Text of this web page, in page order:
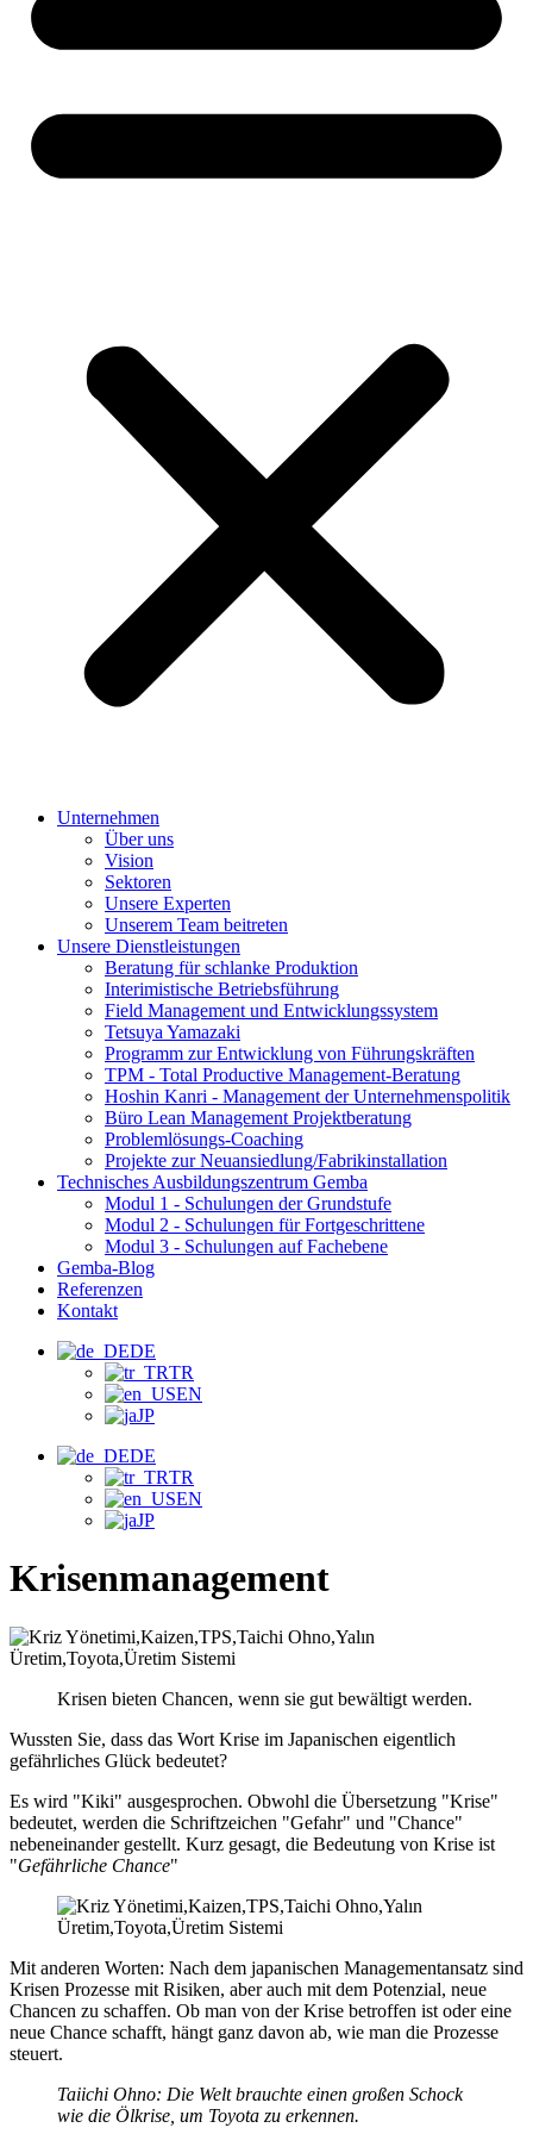
Unternehmen
Über uns
Vision
Sektoren
Unsere Experten
Unserem Team beitreten
Unsere Dienstleistungen
Beratung für schlanke Produktion
Interimistische Betriebsführung
Field Management und Entwicklungssystem
Tetsuya Yamazaki
Programm zur Entwicklung von Führungskräften
TPM - Total Productive Management-Beratung
Hoshin Kanri - Management der Unternehmenspolitik
Büro Lean Management Projektberatung
Problemlösungs-Coaching
Projekte zur Neuansiedlung/Fabrikinstallation
Technisches Ausbildungszentrum Gemba
Modul 1 - Schulungen der Grundstufe
Modul 2 - Schulungen für Fortgeschrittene
Modul 3 - Schulungen auf Fachebene
Gemba-Blog
Referenzen
Kontakt
DE
TR
EN
JP
DE
TR
EN
JP
Krisenmanagement
Krisen bieten Chancen, wenn sie gut bewältigt werden.
Wussten Sie, dass das Wort Krise im Japanischen eigentlich
gefährliches Glück bedeutet?
Es wird "Kiki" ausgesprochen. Obwohl die Übersetzung "Krise"
bedeutet, werden die Schriftzeichen "Gefahr" und "Chance"
nebeneinander gestellt. Kurz gesagt, die Bedeutung von Krise ist
"Gefährliche Chance"
Mit anderen Worten: Nach dem japanischen Managementansatz sind
Krisen Prozesse mit Risiken, aber auch mit dem Potenzial, neue
Chancen zu schaffen. Ob man von der Krise betroffen ist oder eine
neue Chance schafft, hängt ganz davon ab, wie man die Prozesse
steuert.
Taiichi Ohno: Die Welt brauchte einen großen Schock
wie die Ölkrise, um Toyota zu erkennen.